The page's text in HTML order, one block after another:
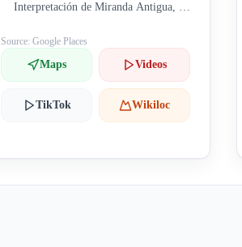
Interpretación de Miranda Antigua, C.
Ebro, Burgos, España)
Source: Google Places
Maps Videos
TikTok Wikiloc